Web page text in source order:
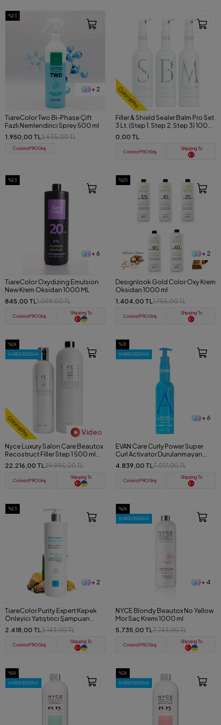
%23
+ 2
TiareColor Two Bi-Phase Çift
Fazlı Nemlendirici Sprey 500 ml
1.950,00 TL 2.535,00 TL
ColoristPRO Giriş
ColoristPro
Filler & Shield Sealer Balm Pro Set
3 Lt. (Step 1, Step 2, Step 3) 1000
ml
0,00 TL
ColoristPRO Giriş
Shipping To
%23
+ 6
TiareColor Oxydizing Emulsion
New Krem Oksidan 1000 ML
845,00 TL 1.099,00 TL
ColoristPRO Giriş
Shipping To
%20
+ 2
Designlook Gold Color Oxy Krem
Oksidan 1000 ml
1.404,00 TL 1.755,00 TL
ColoristPRO Giriş
Shipping To
%26
KARGO BEDAVA
ColoristPro Video
Nyce Luxury Salon Care Beautox
Recostruct Filler Step 1 500 ml
Sealing Treatment Step 2 1000ml
22.216,00 TL 29.995,00 TL
ColoristPRO Giriş
Shipping To
%31
KARGO BEDAVA
+ 6
EVAN Care Curly Power Super
Curl Activator Durulanmayan
Bukle ve Hacim Kremi 500 ml
4.839,00 TL 7.017,00 TL
ColoristPRO Giriş
Shipping To
%23
+ 2
TiareColor Purity Expert Kepek
Önleyici Yatıştırıcı Şampuan
1000 ml
2.418,00 TL 3.143,00 TL
ColoristPRO Giriş
Shipping To
%26
KARGO BEDAVA
+ 4
NYCE Blondy Beautox No Yellow
Mor Saç Kremi 1000 ml
5.735,00 TL 7.743,00 TL
ColoristPRO Giriş
Shipping To
%14
KARGO BEDAVA
%26
KARGO BEDAVA